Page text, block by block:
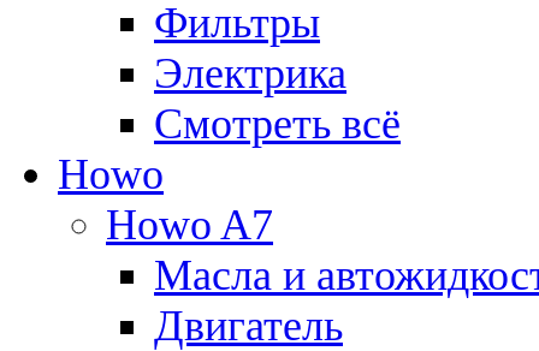
Фильтры
Электрика
Смотреть всё
Howo
Howo A7
Масла и
Двигатель